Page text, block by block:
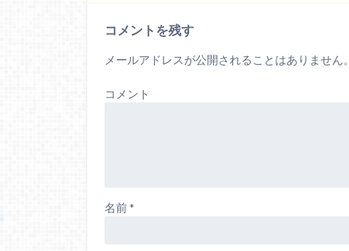
コメントを残す
メールアドレスが公開されることはありません。
コメント
名前*